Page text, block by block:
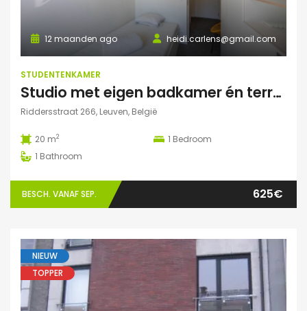
heidi.carlens@gmail.com
12 maanden ago
STUDENTENKAMER
Studio met eigen badkamer én terrasje
Riddersstraat 266, Leuven, België
20 m2 1 Bedroom
1 Bathroom
BESCH. VANAF SEP. 625€
NIEUW
TOPPER